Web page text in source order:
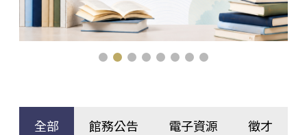
全部 館務公告 電子資源 徵才